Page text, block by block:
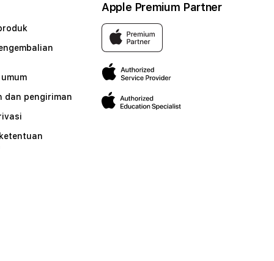
dan pengiriman
Apple Premium Partner